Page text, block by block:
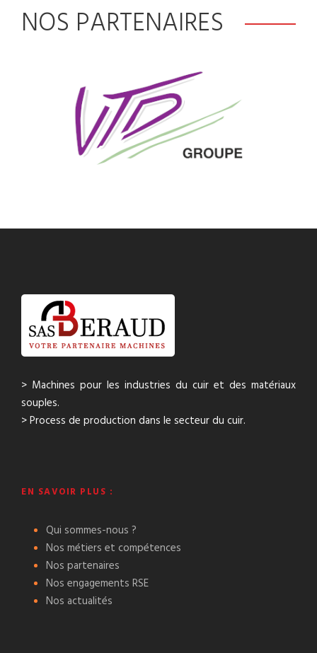
NOS PARTENAIRES
> Machines pour les industries du cuir et des matériaux
souples.
> Process de production dans le secteur du cuir.
EN SAVOIR PLUS :
Qui sommes-nous ?
Nos métiers et compétences
Nos partenaires
Nos engagements RSE
Nos actualités